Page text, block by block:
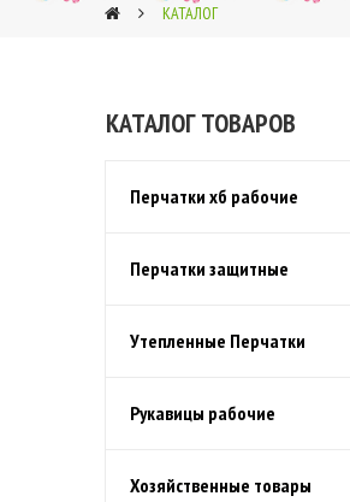
КАТАЛОГ
КАТАЛОГ ТОВАРОВ
Перчатки хб рабочие
Перчатки защитные
Утепленные Перчатки
Рукавицы рабочие
Хозяйственные товары